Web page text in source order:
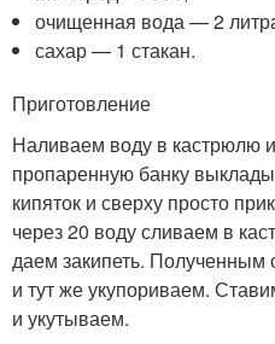
очищенная вода — 2
сахар — 1 стакан.
Приготовление
Наливаем воду в кастрюлю
пропаренную банку
кипяток и сверху просто
через 20 воду сливаем в
даем закипеть. Полученным
и тут же укупориваем.
и укутываем.